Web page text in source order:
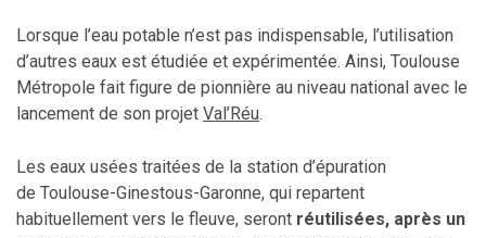
Lorsque l’eau potable n’est pas indispensable, l’utilisation
d’autres eaux est étudiée et expérimentée. Ainsi, Toulouse
Métropole fait figure de pionnière au niveau national avec le
lancement de son projet Val’Réu.
Les eaux usées traitées de la station d’épuration
de Toulouse-Ginestous-Garonne, qui repartent
habituellement vers le fleuve, seront réutilisées, après un